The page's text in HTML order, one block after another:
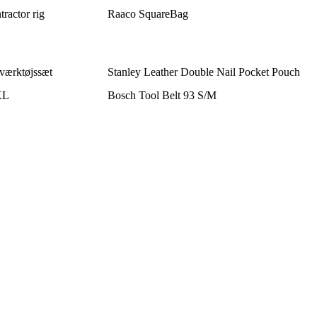
rig Raaco SquareBag
Stanley Leather Double Nail Pocket Pouch
Bosch Tool Belt 93 S/M